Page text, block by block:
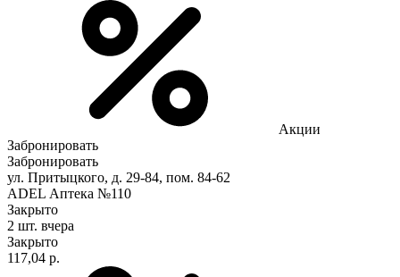
Акции
Забронировать
Забронировать
ул. Притыцкого, д. 29-84, пом. 84-62
ADEL Аптека №110
Закрыто
2 шт. вчера
Закрыто
117,04 р.